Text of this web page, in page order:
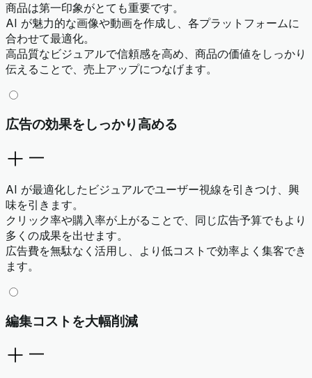
商品は第一印象がとても重要です。
AI が魅力的な画像や動画を作成し、各プラットフォームに
合わせて最適化。
高品質なビジュアルで信頼感を高め、商品の価値をしっかり
伝えることで、売上アップにつなげます。
広告の効果をしっかり高める
AI が最適化したビジュアルでユーザー視線を引きつけ、興
味を引きます。
クリック率や購入率が上がることで、同じ広告予算でもより
多くの成果を出せます。
広告費を無駄なく活用し、より低コストで効率よく集客でき
ます。
編集コストを大幅削減